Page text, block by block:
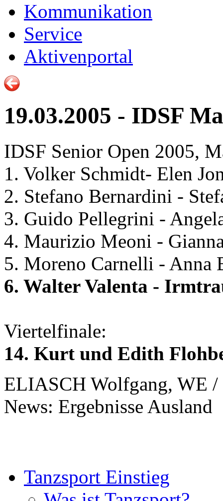
Kommunikation
Service
Aktivenportal
19.03.2005 - IDSF
IDSF Senior Open 2005,
1. Volker Schmidt- Elen
2. Stefano Bernardini -
3. Guido Pellegrini -
4. Maurizio Meoni -
5. Moreno Carnelli - Anna
6. Walter Valenta -
Viertelfinale:
14. Kurt und Edith
ELIASCH Wolfgang, WE /
News: Ergebnisse Ausland
Tanzsport Einstieg